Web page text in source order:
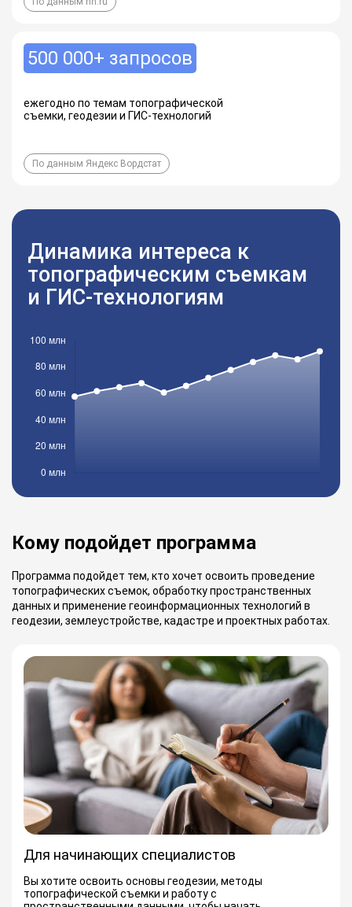
500 000+ запросов
ежегодно по темам топографической
съемки, геодезии и ГИС-технологий
По данным Яндекс Вордстат
Динамика интереса к
топографическим съемкам
и ГИС-технологиям
Кому подойдет программа
Программа подойдет тем, кто хочет освоить проведение
топографических съемок, обработку пространственных
данных и применение геоинформационных технологий в
геодезии, землеустройстве, кадастре и проектных работах.
Для начинающих специалистов
Вы хотите освоить основы геодезии, методы
топографической съемки и работу с